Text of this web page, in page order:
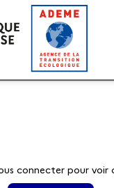
connecter pour voir